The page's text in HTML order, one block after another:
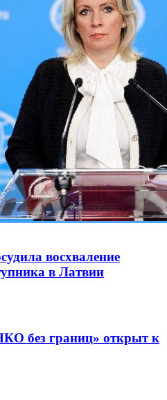
восхваление
в Латвии
без границ» открыт к